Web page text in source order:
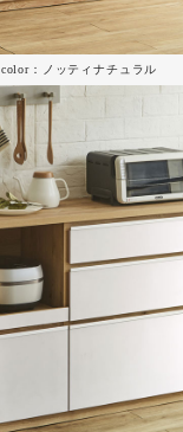
color：ノッティナチュラル